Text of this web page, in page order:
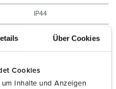
Über Cookies
Cookies
Inhalte und Anzeigen
IP44
plastica